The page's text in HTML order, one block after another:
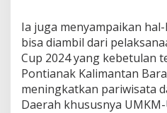
Ia juga menyampaikan
bisa diambil dari
Cup 2024 yang kebetulan
Pontianak Kalimantan
meningkatkan pariwisata
Daerah khususnya